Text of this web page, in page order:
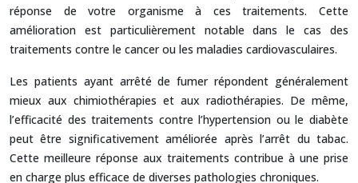
réponse de votre organisme à ces traitements. Cette
amélioration est particulièrement notable dans le cas des
traitements contre le cancer ou les maladies cardiovasculaires.
Les patients ayant arrêté de fumer répondent généralement
mieux aux chimiothérapies et aux radiothérapies. De même,
l’efficacité des traitements contre l’hypertension ou le diabète
peut être significativement améliorée après l’arrêt du tabac.
Cette meilleure réponse aux traitements contribue à une prise
en charge plus efficace de diverses pathologies chroniques.